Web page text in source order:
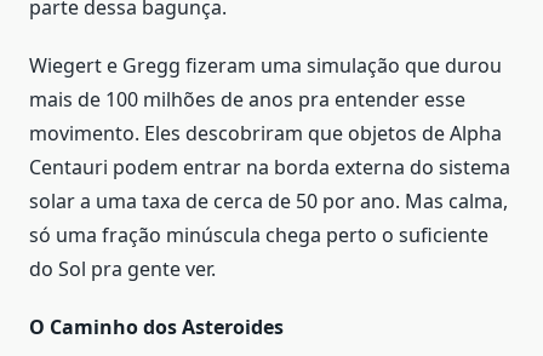
parte dessa bagunça.
Wiegert e Gregg fizeram uma simulação que durou
mais de 100 milhões de anos pra entender esse
movimento. Eles descobriram que objetos de Alpha
Centauri podem entrar na borda externa do sistema
solar a uma taxa de cerca de 50 por ano. Mas calma,
só uma fração minúscula chega perto o suficiente
do Sol pra gente ver.
O Caminho dos Asteroides